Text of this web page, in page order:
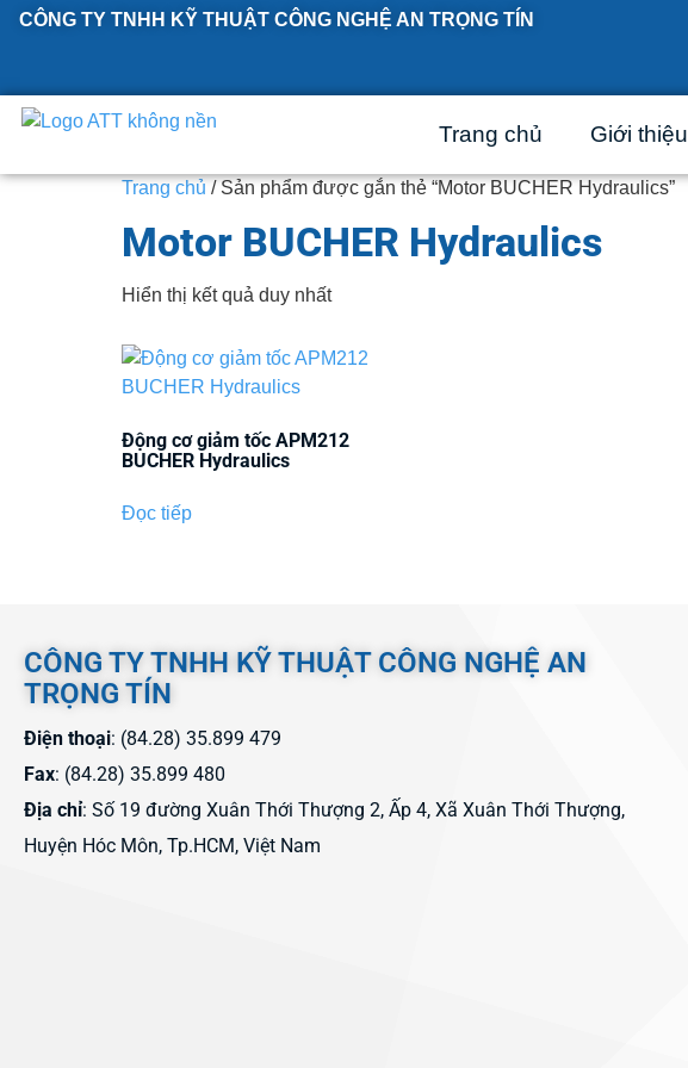
CÔNG TY TNHH KỸ THUẬT CÔNG NGHỆ AN TRỌNG TÍN
Trang chủ Giới thiệu
Trang chủ / Sản phẩm được gắn thẻ “Motor BUCHER Hydraulics”
Motor BUCHER Hydraulics
Hiển thị kết quả duy nhất
Động cơ giảm tốc APM212
BUCHER Hydraulics
Đọc tiếp
CÔNG TY TNHH KỸ THUẬT CÔNG NGHỆ AN
TRỌNG TÍN
Điện thoại: (84.28) 35.899 479
Fax: (84.28) 35.899 480
Địa chỉ: Số 19 đường Xuân Thới Thượng 2, Ấp 4, Xã Xuân Thới Thượng,
Huyện Hóc Môn, Tp.HCM, Việt Nam